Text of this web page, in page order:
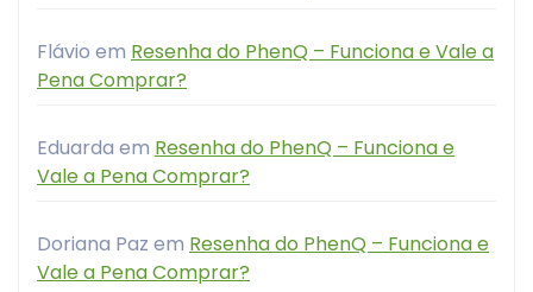
Flávio em Resenha do PhenQ – Funciona e Vale a
Pena Comprar?
Eduarda em Resenha do PhenQ – Funciona e
Vale a Pena Comprar?
Doriana Paz em Resenha do PhenQ – Funciona e
Vale a Pena Comprar?